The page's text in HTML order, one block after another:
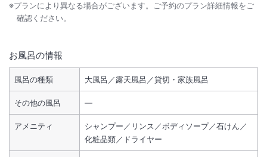
※プランにより異なる場合がございます。ご予約のプラン詳細情報をご
確認ください。
お風呂の情報
風呂の種類 大風呂／露天風呂／貸切・家族風呂
その他の風呂 ―
アメニティ
シャンプー／リンス／ボディソープ／石けん／
化粧品類／ドライヤー